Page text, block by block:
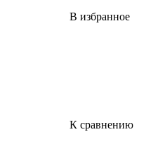
В избранное
К сравнению